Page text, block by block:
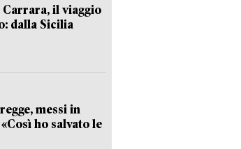
il viaggio
dalla Sicilia
messi in
ho salvato le